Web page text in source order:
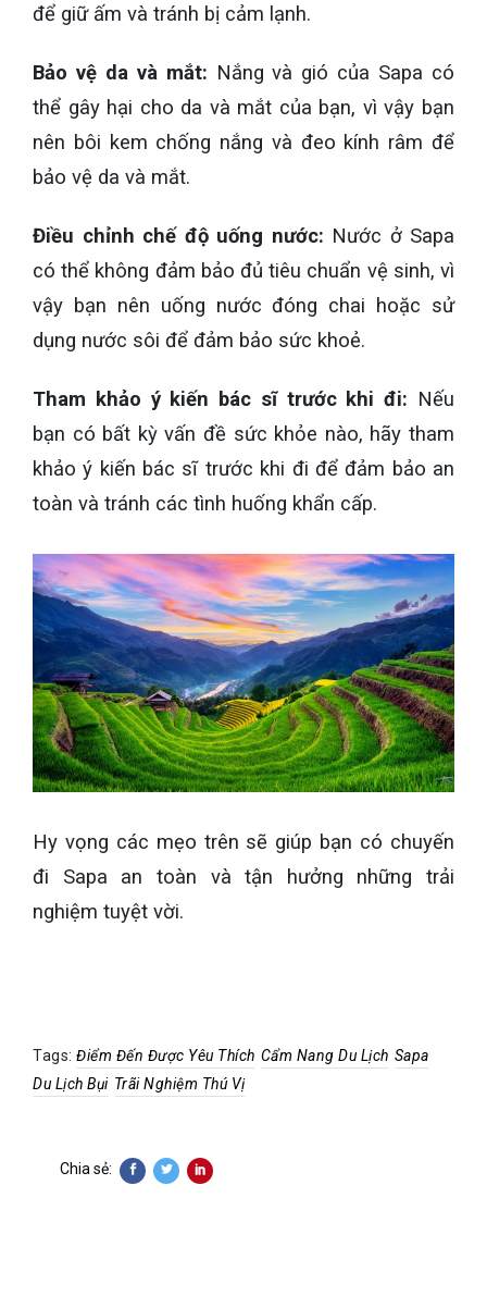
để giữ ấm và tránh bị cảm lạnh.
Bảo vệ da và mắt: Nắng và gió của Sapa có
thể gây hại cho da và mắt của bạn, vì vậy bạn
nên bôi kem chống nắng và đeo kính râm để
bảo vệ da và mắt.
Điều chỉnh chế độ uống nước: Nước ở Sapa
có thể không đảm bảo đủ tiêu chuẩn vệ sinh, vì
vậy bạn nên uống nước đóng chai hoặc sử
dụng nước sôi để đảm bảo sức khoẻ.
Tham khảo ý kiến bác sĩ trước khi đi: Nếu
bạn có bất kỳ vấn đề sức khỏe nào, hãy tham
khảo ý kiến bác sĩ trước khi đi để đảm bảo an
toàn và tránh các tình huống khẩn cấp.
Hy vọng các mẹo trên sẽ giúp bạn có chuyến
đi Sapa an toàn và tận hưởng những trải
nghiệm tuyệt vời.
Tags: Điểm Đến Được Yêu Thích Cẩm Nang Du Lịch Sapa
Du Lịch Bụi Trãi Nghiệm Thú Vị
Chia sẻ: